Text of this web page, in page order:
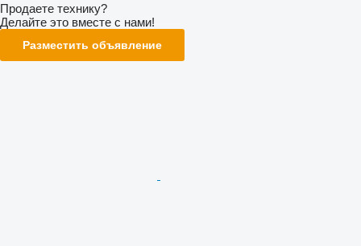
Продаете технику?
Делайте это вместе с нами!
Разместить объявление